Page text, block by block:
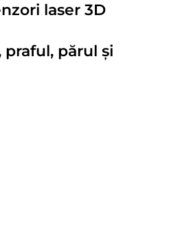
laser 3D
părul și